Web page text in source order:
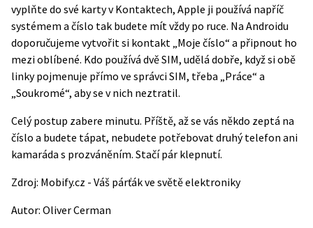
vyplňte do své karty v Kontaktech, Apple ji používá napříč
systémem a číslo tak budete mít vždy po ruce. Na Androidu
doporučujeme vytvořit si kontakt „Moje číslo“ a připnout ho
mezi oblíbené. Kdo používá dvě SIM, udělá dobře, když si obě
linky pojmenuje přímo ve správci SIM, třeba „Práce“ a
„Soukromé“, aby se v nich neztratil.
Celý postup zabere minutu. Příště, až se vás někdo zeptá na
číslo a budete tápat, nebudete potřebovat druhý telefon ani
kamaráda s prozváněním. Stačí pár klepnutí.
Zdroj: Mobify.cz - Váš párťák ve světě elektroniky
Autor: Oliver Cerman